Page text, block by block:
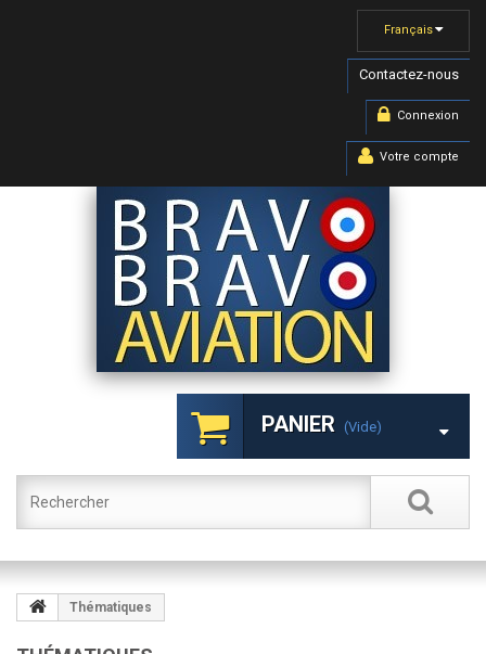
Français
Contactez-nous
Connexion
Votre compte
PANIER (vide)
Thématiques